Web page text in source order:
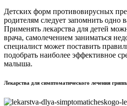
Детских форм противовирусных
родителям следует запомнить одно
Применять лекарства для детей
врача, самолечением заниматься
специалист может поставить
подобрать наиболее эффективное
малыша.
Лекарства для симптоматического лечения